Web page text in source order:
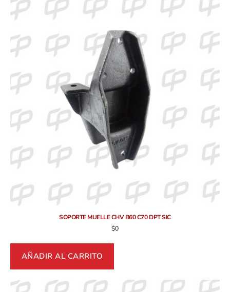
SOPORTE MUELLE CHV B60 C70 DPT SIC
$0
AÑADIR AL CARRITO